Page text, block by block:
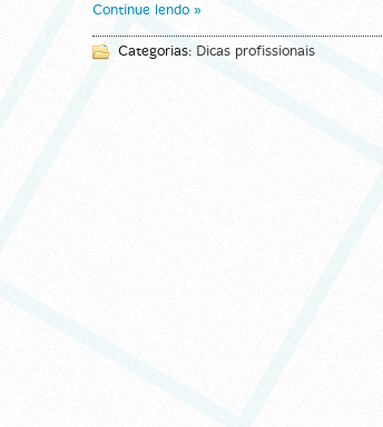
Continue lendo »
Categorias: Dicas profissionais